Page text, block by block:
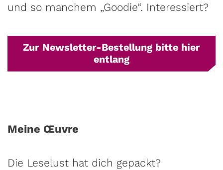
und so manchem „Goodie“. Interessiert?
Zur Newsletter-Bestellung bitte hier
entlang
Meine Œuvre
Die Leselust hat dich gepackt?